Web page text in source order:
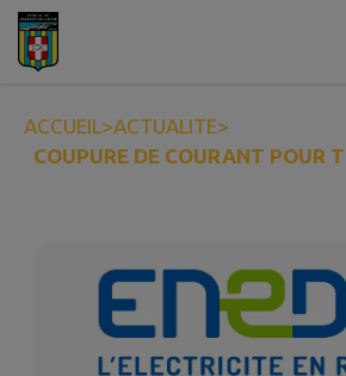
Contenu
ACCUEIL>ACTUALITE>
COUPURE DE COURANT POUR